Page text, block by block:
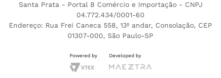
Santa Prata - Portal 8 Comércio e Importação - CNPJ
04.772.434/0001-60
Endereço: Rua Frei Caneca 558, 13º andar, Consolação, CEP
01307-000, São Paulo-SP
Powered by Developed by